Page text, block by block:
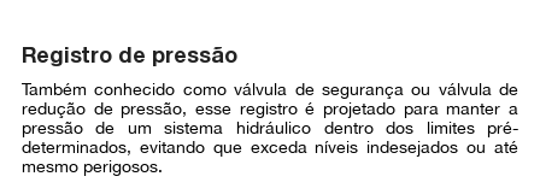
Registro de pressão
Também conhecido como válvula de segurança ou válvula de
redução de pressão, esse registro é projetado para manter a
pressão de um sistema hidráulico dentro dos limites pré-
determinados, evitando que exceda níveis indesejados ou até
mesmo perigosos.